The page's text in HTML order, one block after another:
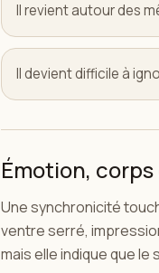
Il revient autour des
Il devient difficile à
Émotion,
Une synchronicité
ventre serré,
mais elle indique que